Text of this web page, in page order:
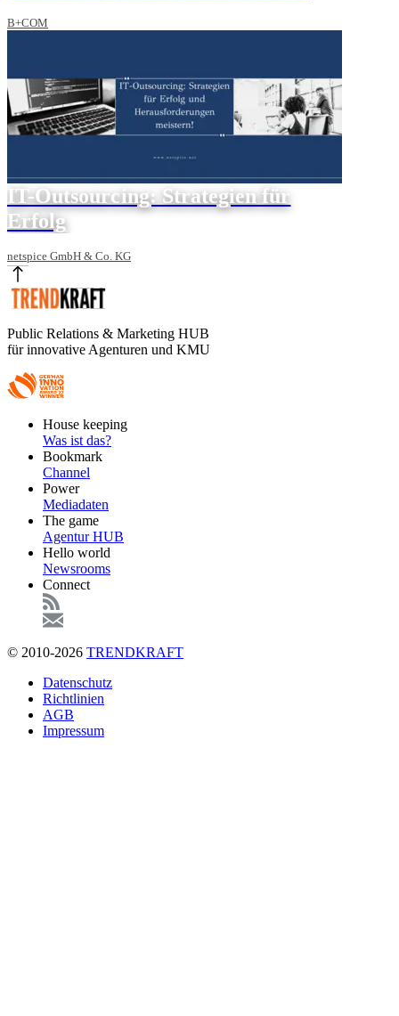
B+COM
IT-Outsourcing: Strategien für
Erfolg
netspice GmbH & Co. KG
Public Relations & Marketing HUB
für innovative Agenturen und KMU
FooterHouse keeping
Was ist das?
Bookmark
Channel
Power
Mediadaten
The game
Agentur HUB
Hello world
Newsrooms
Connect
© 2010-2026 TRENDKRAFT
FußzeileDatenschutz
Richtlinien
AGB
Impressum